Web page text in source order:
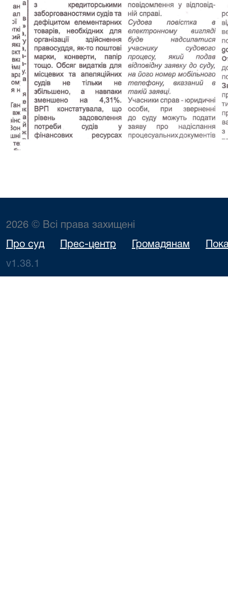
2026 © Всі права захищені
Про суд Прес-центр Громадянам
v1.38.1